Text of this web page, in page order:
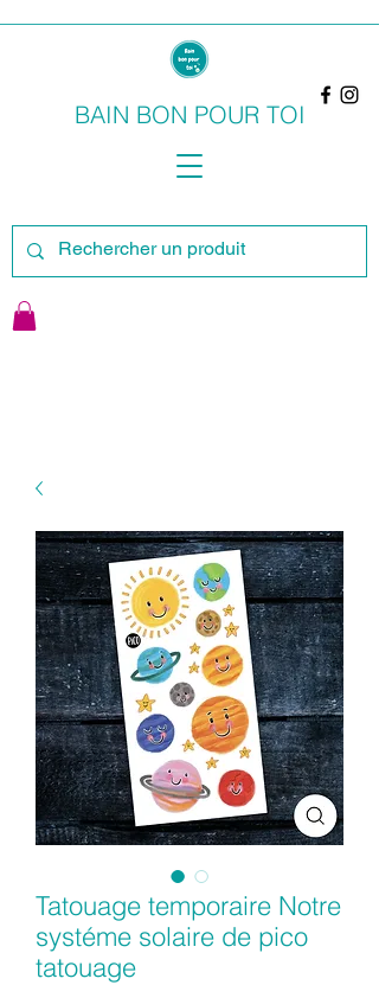
BAIN BON POUR TOI
Tatouage temporaire Notre
systéme solaire de pico
tatouage